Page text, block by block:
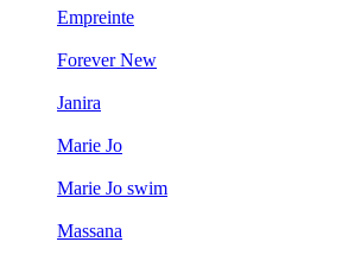
Empreinte
Forever New
Janira
Marie Jo
Marie Jo swim
Massana